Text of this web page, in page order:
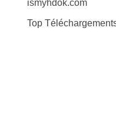
ismyhdok.com
Top